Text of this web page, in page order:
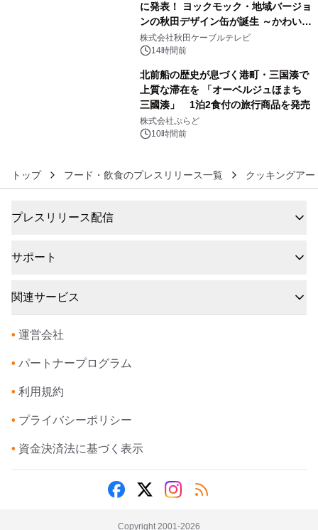
に発表！ ヨックモック・地域バージョ
ンの秋田デザイン缶が誕生 ～かわいい
秋田犬の子犬と秋田の四季と名所を巡
るパッケージ～ 9月1日(火)秋田県内で
販売開始
株式会社秋田ケーブルテレビ
14時間前
北前船の歴史が息づく港町・三国湊で
上質な滞在を 「オーベルジュほまち
三國湊」 1泊2食付の旅行商品を発売
株式会社ぷらど
10時間前
トップ フード・飲食のプレスリリース一覧 クッキングア
プレスリリース配信
サポート
関連サービス
• 運営会社
• パートナープログラム
• 利用規約
• プライバシーポリシー
• 資金決済法に基づく表示
Copyright 2001-2026